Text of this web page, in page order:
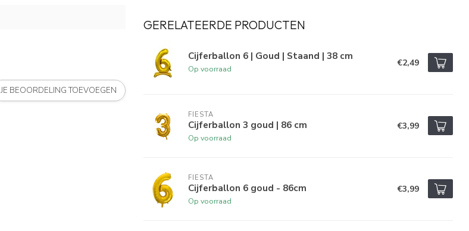
JE BEOORDELING TOEVOEGEN
GERELATEERDE PRODUCTEN
Cijferballon 6 | Goud | Staand | 38 cm
Op voorraad
€2,49
FIESTA
Cijferballon 3 goud | 86 cm
Op voorraad
€3,99
FIESTA
Cijferballon 6 goud - 86cm
Op voorraad
€3,99